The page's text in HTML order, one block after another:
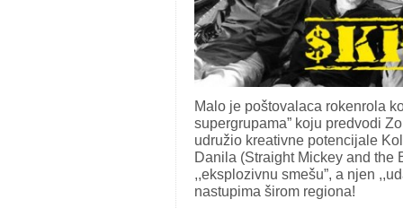
Malo je poštovalaca rokenrola
supergrupama” koju predvodi
udružio kreativne potencijale
Danila (Straight Mickey and the
,,eksplozivnu smešu”, a njen
nastupima širom regiona!